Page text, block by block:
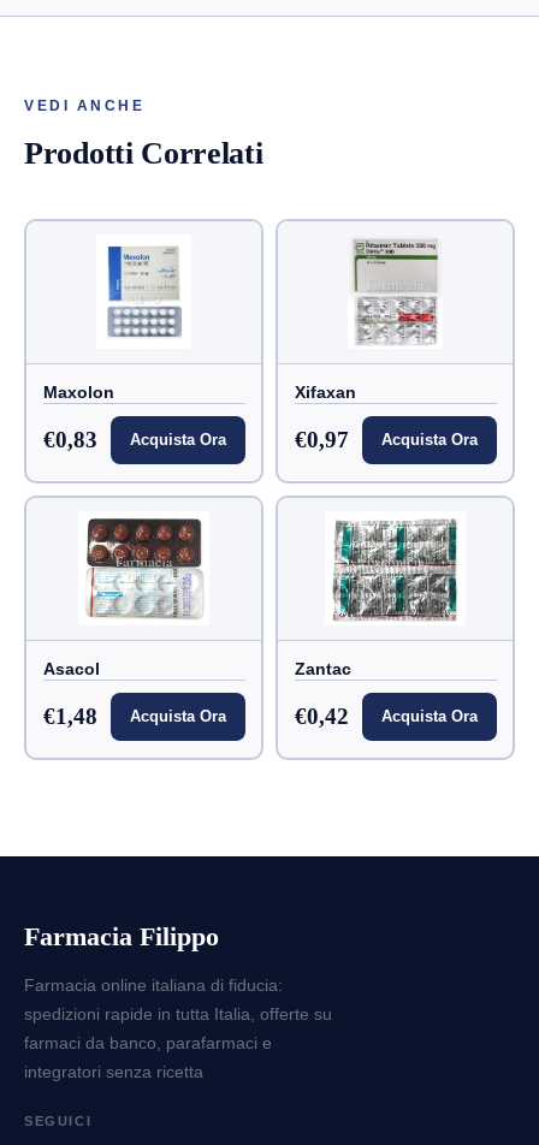
VEDI ANCHE
Prodotti Correlati
Maxolon
€0,83 Acquista Ora
Xifaxan
€0,97 Acquista Ora
Asacol
€1,48 Acquista Ora
Zantac
€0,42 Acquista Ora
Farmacia Filippo
Farmacia online italiana di fiducia:
spedizioni rapide in tutta Italia, offerte su
farmaci da banco, parafarmaci e
integratori senza ricetta
SEGUICI